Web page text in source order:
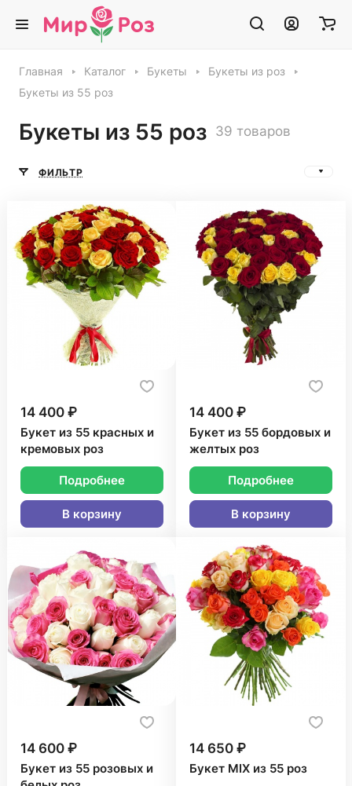
Главная Каталог Букеты
Букеты из роз
Букеты из 55 роз
Букеты из 55 роз 39 товаров
ФИЛЬТР
14 400 ₽
Букет из 55 красных и
кремовых роз
Подробнее
В корзину
14 400 ₽
Букет из 55 бордовых и
желтых роз
Подробнее
В корзину
14 600 ₽
Букет из 55 розовых и
14 650 ₽
Букет MIX из 55 роз